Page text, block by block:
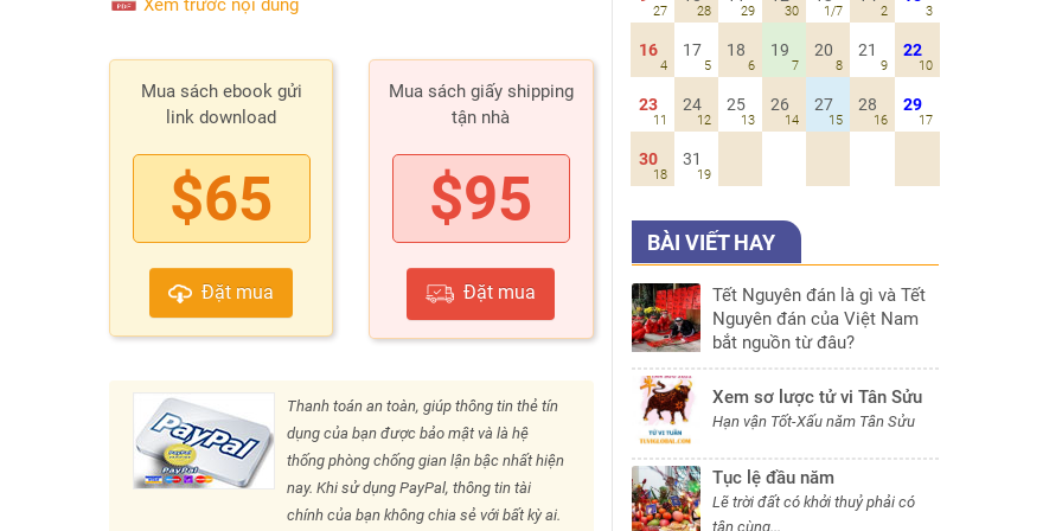
Xem trước nội dung
Mua sách ebook gửi
link download
$65
Đặt mua
Mua sách giấy shipping
tận nhà
$95
Đặt mua
Thanh toán an toàn, giúp thông tin thẻ tín
dụng của bạn được bảo mật và là hệ
thống phòng chống gian lận bậc nhất hiện
nay. Khi sử dụng PayPal, thông tin tài
chính của bạn không chia sẻ với bất kỳ ai.
27 28 29 30 1/7 2 3
16
4
17
5
18
6
19
7
20
8
21
9
22
10
23
11
24
12
25
13
26
14
27
15
28
16
29
17
30
18
31
19
BÀI VIẾT HAY
Tết Nguyên đán là gì và Tết
Nguyên đán của Việt Nam
bắt nguồn từ đâu?
Xem sơ lược tử vi Tân Sửu
Hạn vận Tốt-Xấu năm Tân Sửu
Tục lệ đầu năm
Lẽ trời đất có khởi thuỷ phải có
tận cùng...